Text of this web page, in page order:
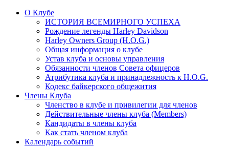
О Клубе
ИСТОРИЯ ВСЕМИРНОГО УСПЕХА
Рождение легенды Harley Davidson
Harley Owners Group (H.O.G.)
Общая информация о клубе
Устав клуба и основы управления
Обязанности членов Совета офицеров
Атрибутика клуба и принадлежность к H.O.G.
Кодекс байкерского общежития
Члены Клуба
Членство в клубе и привилегии для членов
Действительные члены клуба (Members)
Кандидаты в члены клуба
Как стать членом клуба
Календарь событий